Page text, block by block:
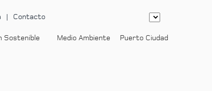
Contacto
Sostenible Medio Ambiente Puerto Ciudad